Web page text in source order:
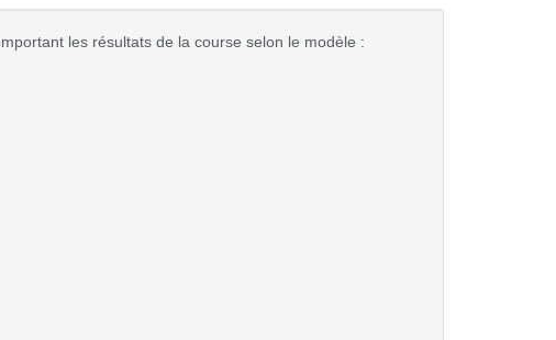
les résultats de la course selon le modèle :